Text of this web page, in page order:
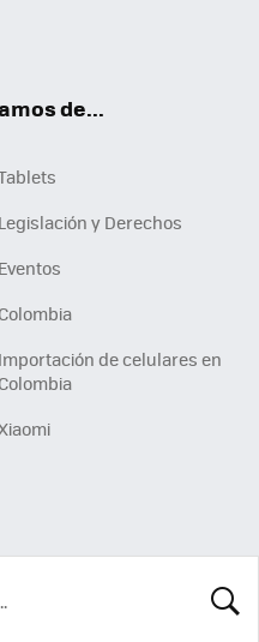
de...
Legislación y Derechos
Eventos
Colombia
Importación de celulares en
Colombia